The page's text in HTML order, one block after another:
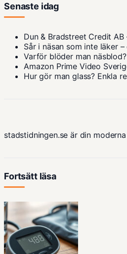
Senaste idag
Dun & Bradstreet Credit
Sår i näsan som inte läker
Varför blöder man
Amazon Prime Video
Hur gör man glass? Enkla
stadstidningen.se är din
Fortsätt läsa